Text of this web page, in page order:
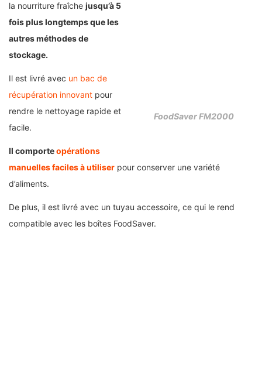
FoodSaver FM2000
la nourriture fraîche jusqu’à 5
fois plus longtemps que les
autres méthodes de
stockage.
Il est livré avec un bac de
récupération innovant pour
rendre le nettoyage rapide et
facile.
Il comporteopérations
manuelles faciles à utiliser pour conserver une variété
d’aliments.
De plus, il est livré avec un tuyau accessoire, ce qui le rend
compatible avec les boîtes FoodSaver.